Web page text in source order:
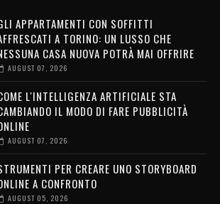
APPARTAMENTI CON SOFFITTI
A TORINO: UN LUSSO CHE
CASA NUOVA POTRÀ MAI OFFRIRE
AUGUST 07, 2026
L'INTELLIGENZA ARTIFICIALE STA
IL MODO DI FARE PUBBLICITÀ
AUGUST 07, 2026
PER CREARE UNO STORYBOARD
A CONFRONTO
AUGUST 05, 2026